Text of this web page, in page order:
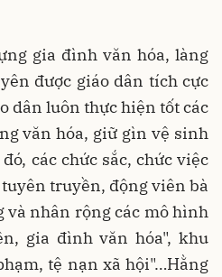
gia đình văn hóa, làng
được giáo dân tích cực
dân luôn thực hiện tốt các
văn hóa, giữ gìn vệ sinh
các chức sắc, chức việc
truyền, động viên bà
và nhân rộng các mô hình
gia đình văn hóa", khu
tệ nạn xã hội"…Hằng